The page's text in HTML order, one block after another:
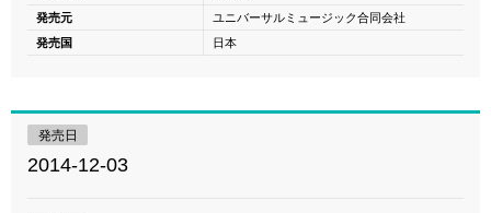
発売元
ユニバーサルミュージック合同会社
発売国
日本
発売日
2014-12-03